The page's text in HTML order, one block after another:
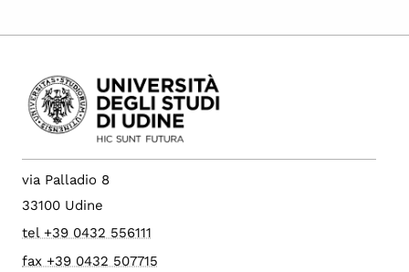
via Palladio 8
33100 Udine
tel +39 0432 556111
fax +39 0432 507715